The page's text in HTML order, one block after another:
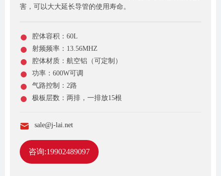
害，可以大大延长导管的使用寿命。
腔体容积：60L
射频频率：13.56MHZ
腔体材质：航空铝（可定制）
功率：600W可调
气路控制：2路
极板层数：两排，一排放15根
sale@j-lai.net
咨询:19902489097